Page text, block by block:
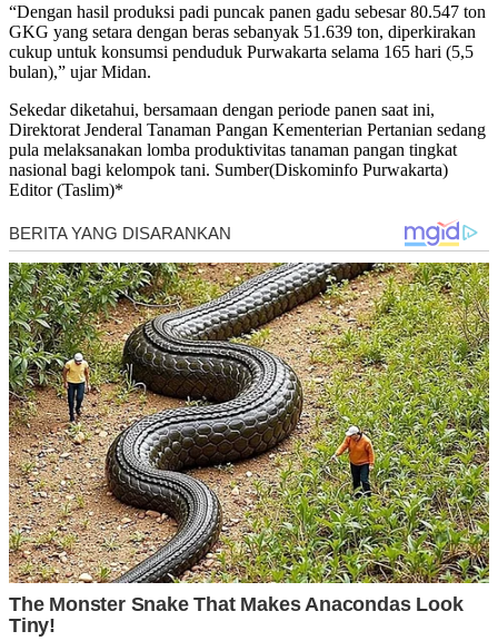
“Dengan hasil produksi padi puncak panen gadu sebesar 80.547 ton
GKG yang setara dengan beras sebanyak 51.639 ton, diperkirakan
cukup untuk konsumsi penduduk Purwakarta selama 165 hari (5,5
bulan),” ujar Midan.
Sekedar diketahui, bersamaan dengan periode panen saat ini,
Direktorat Jenderal Tanaman Pangan Kementerian Pertanian sedang
pula melaksanakan lomba produktivitas tanaman pangan tingkat
nasional bagi kelompok tani. Sumber(Diskominfo Purwakarta)
Editor (Taslim)*